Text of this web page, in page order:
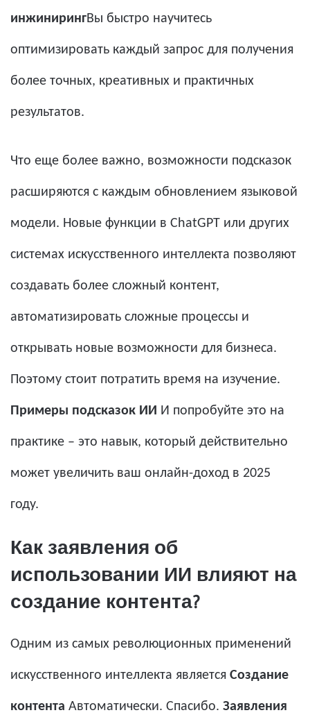
инжинирингВы быстро научитесь
оптимизировать каждый запрос для получения
более точных, креативных и практичных
результатов.
Что еще более важно, возможности подсказок
расширяются с каждым обновлением языковой
модели. Новые функции в ChatGPT или других
системах искусственного интеллекта позволяют
создавать более сложный контент,
автоматизировать сложные процессы и
открывать новые возможности для бизнеса.
Поэтому стоит потратить время на изучение.
Примеры подсказок ИИ И попробуйте это на
практике – это навык, который действительно
может увеличить ваш онлайн-доход в 2025
году.
Как заявления об
использовании ИИ влияют на
создание контента?
Одним из самых революционных применений
искусственного интеллекта является Создание
контента Автоматически. Спасибо. Заявления